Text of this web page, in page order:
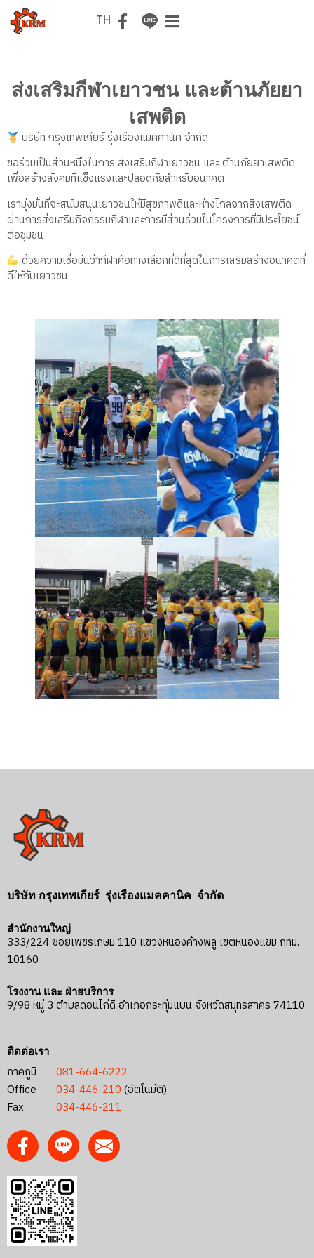
TH
EN
ส่งเสริมกีฬาเยาวชน และต้านภัยยา
เสพติด
บริษัท กรุงเทพเกียร์ รุ่งเรืองแมคคานิค จำกัด
ขอร่วมเป็นส่วนหนึ่งในการ ส่งเสริมกีฬาเยาวชน และ ต้านภัยยาเสพติด
เพื่อสร้างสังคมที่แข็งแรงและปลอดภัยสำหรับอนาคต
เรามุ่งมั่นที่จะสนับสนุนเยาวชนให้มีสุขภาพดีและห่างไกลจากสิ่งเสพติด
ผ่านการส่งเสริมกิจกรรมกีฬาและการมีส่วนร่วมในโครงการที่มีประโยชน์
ต่อชุมชน
ด้วยความเชื่อมั่นว่ากีฬาคือทางเลือกที่ดีที่สุดในการเสริมสร้างอนาคตที่
ดีให้กับเยาวชน
บริษัท กรุงเทพเกียร์ รุ่งเรืองแมคคานิค จำกัด
สำนักงานใหญ่
333/224 ซอยเพชรเกษม 110 แขวงหนองค้างพลู เขตหนองแขม กทม.
10160
โรงงาน และ ฝ่ายบริการ
9/98 หมู่ 3 ตำบลดอนไก่ดี อำเภอกระทุ่มแบน จังหวัดสมุทรสาคร 74110
ติดต่อเรา
ภาคภูมิ
081-664-6222
Office
034-446-210 (อัตโนมัติ)
Fax
034-446-211